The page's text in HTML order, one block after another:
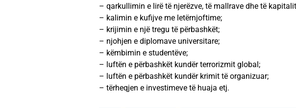
– qarkullimin e lirë të njerëzve, të mallrave dhe të
– kalimin e kufijve me letërnjoftime;
– krijimin e një tregu të përbashkët;
– njohjen e diplomave universitare;
– këmbimin e studentëve;
– luftën e përbashkët kundër terrorizmit global;
– luftën e përbashkët kundër krimit të organizuar;
– tërheqjen e investimeve të huaja etj.